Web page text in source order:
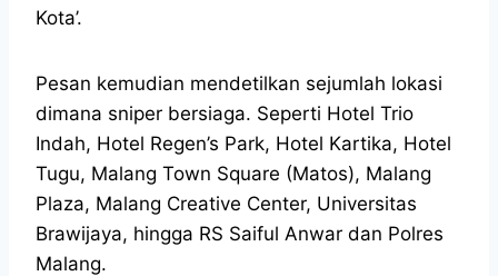
Kota’.
Pesan kemudian mendetilkan sejumlah lokasi
dimana sniper bersiaga. Seperti Hotel Trio
Indah, Hotel Regen’s Park, Hotel Kartika, Hotel
Tugu, Malang Town Square (Matos), Malang
Plaza, Malang Creative Center, Universitas
Brawijaya, hingga RS Saiful Anwar dan Polres
Malang.